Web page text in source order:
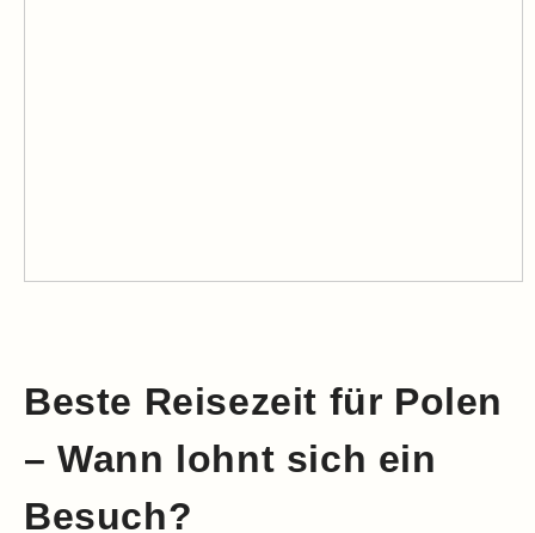
Beste Reisezeit für Polen
– Wann lohnt sich ein
Besuch?